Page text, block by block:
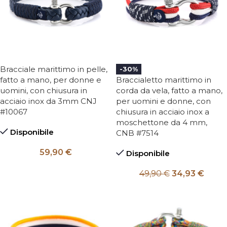
Bracciale marittimo in pelle,
fatto a mano, per donne e
uomini, con chiusura in
acciaio inox da 3mm CNJ
#10067
Disponibile
59,90 €
-30%
Braccialetto marittimo in
corda da vela, fatto a mano,
per uomini e donne, con
chiusura in acciaio inox a
moschettone da 4 mm,
CNB #7514
Disponibile
49,90€ 34,93 €